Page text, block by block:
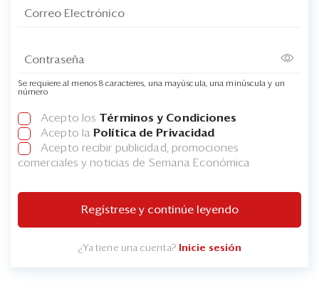
Se requiere al menos 8 caracteres, una mayúscula, una minúscula y un
número
Acepto los Términos y Condiciones
Acepto la Política de Privacidad
Acepto recibir publicidad, promociones
comerciales y noticias de Semana Económica
Regístrese y continúe leyendo
¿Ya tiene una cuenta? Inicie sesión